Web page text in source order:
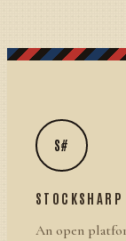
S#
STOCKSHARP
An open